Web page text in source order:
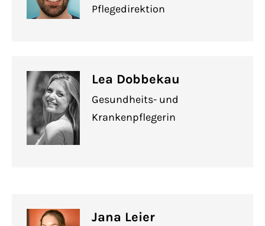
Pflegedirektion
Lea Dobbekau
Gesundheits- und
Krankenpflegerin
Jana Leier